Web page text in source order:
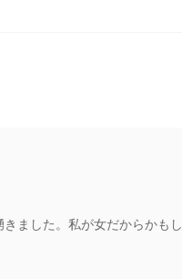
ました。私が女だからかもし